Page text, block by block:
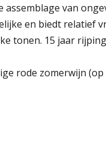
van
en biedt relatief
tonen. 15 jaar
rode zomerwijn (op